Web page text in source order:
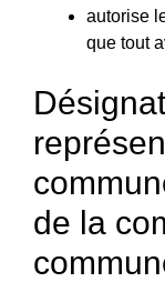
autorise
que tout
de la